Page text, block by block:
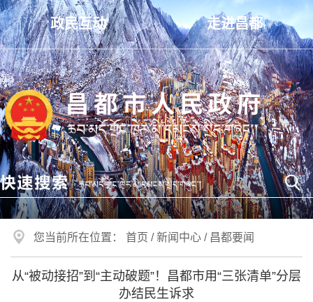
政民互动 走进昌都
您当前所在位置： 首页 /新闻中心 / 昌都要闻
从“被动接招”到“主动破题”！昌都市用“三张清单”分层
办结民生诉求